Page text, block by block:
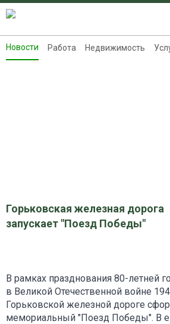
Новости
Новости Работа Недвижимость
Горьковская железная дорога
запускает "Поезд Победы"
В рамках празднования 80-летней
в Великой Отечественной войне
Горьковской железной дороге
мемориальный "Поезд Победы". В